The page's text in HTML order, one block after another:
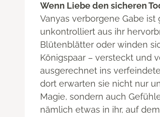
Wenn Liebe den sicheren
Vanyas verborgene Gabe
unkontrolliert aus ihr
Blütenblätter oder winden
Königspaar – versteckt und
ausgerechnet ins
dort erwarten sie nicht nur
Magie, sondern auch
nämlich etwas in ihr, auf